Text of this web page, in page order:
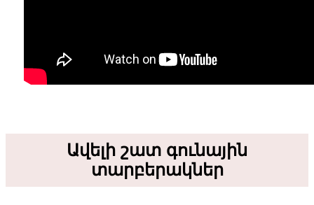
Ավելի շատ գունային
տարբերակներ